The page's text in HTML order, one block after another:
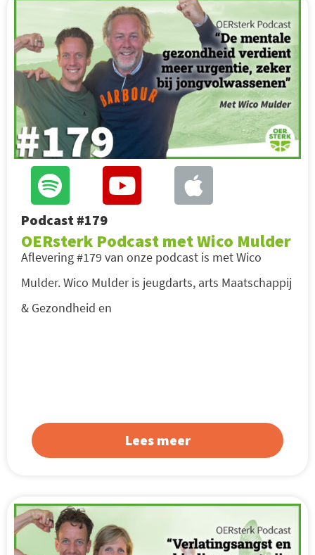
Podcast #179
OERsterk Podcast met Wico Mulder
Aflevering #179 van onze podcast is met Wico
Mulder. Wico Mulder is jeugdarts, arts Maatschappij
& Gezondheid en
Lees meer